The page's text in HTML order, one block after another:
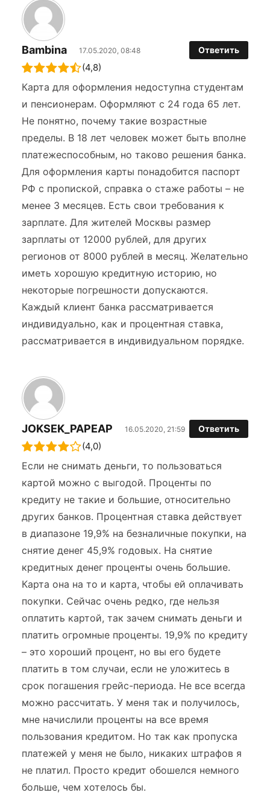
Bambina 17.05.2020, 08:48 Ответить
(4,8)
Карта для оформления недоступна студентам
и пенсионерам. Оформляют с 24 года 65 лет.
Не понятно, почему такие возрастные
пределы. В 18 лет человек может быть вполне
платежеспособным, но таково решения банка.
Для оформления карты понадобится паспорт
РФ с пропиской, справка о стаже работы – не
менее 3 месяцев. Есть свои требования к
зарплате. Для жителей Москвы размер
зарплаты от 12000 рублей, для других
регионов от 8000 рублей в месяц. Желательно
иметь хорошую кредитную историю, но
некоторые погрешности допускаются.
Каждый клиент банка рассматривается
индивидуально, как и процентная ставка,
рассматривается в индивидуальном порядке.
JOKSEK_PAPEAP 16.05.2020, 21:59 Ответить
(4,0)
Если не снимать деньги, то пользоваться
картой можно с выгодой. Проценты по
кредиту не такие и большие, относительно
других банков. Процентная ставка действует
в диапазоне 19,9% на безналичные покупки, на
снятие денег 45,9% годовых. На снятие
кредитных денег проценты очень большие.
Карта она на то и карта, чтобы ей оплачивать
покупки. Сейчас очень редко, где нельзя
оплатить картой, так зачем снимать деньги и
платить огромные проценты. 19,9% по кредиту
– это хороший процент, но вы его будете
платить в том случаи, если не уложитесь в
срок погашения грейс-периода. Не все всегда
можно рассчитать. У меня так и получилось,
мне начислили проценты на все время
пользования кредитом. Но так как пропуска
платежей у меня не было, никаких штрафов я
не платил. Просто кредит обошелся немного
больше, чем хотелось бы.